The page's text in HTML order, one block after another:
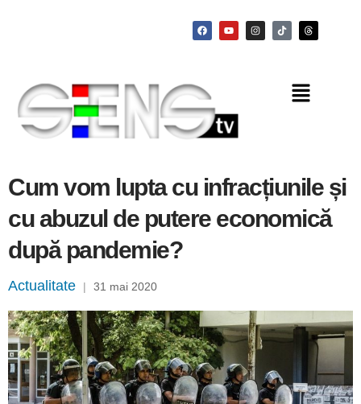
Cum vom lupta cu infracțiunile și
cu abuzul de putere economică
după pandemie?
Actualitate | 31 mai 2020